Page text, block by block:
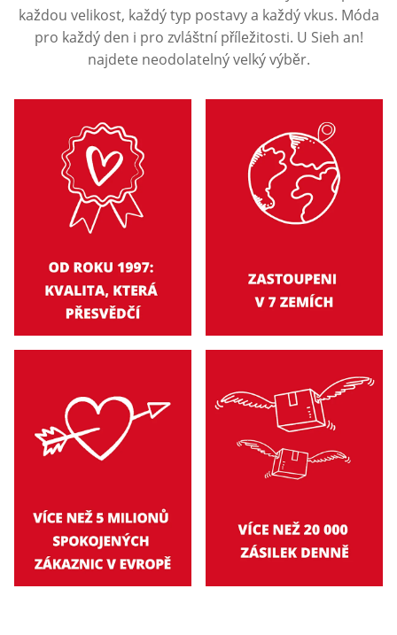
každou velikost, každý typ postavy a každý vkus. Móda
pro každý den i pro zvláštní příležitosti. U Sieh an!
najdete neodolatelný velký výběr.